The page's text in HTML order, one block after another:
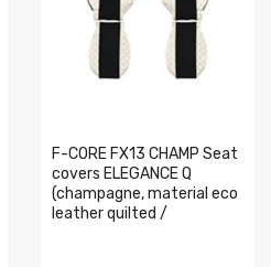
F-CORE FX13 CHAMP Seat
covers ELEGANCE Q
(champagne, material eco
leather quilted /